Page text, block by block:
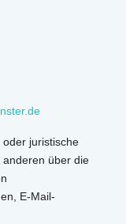
oder juristische
anderen über die
E-Mail-